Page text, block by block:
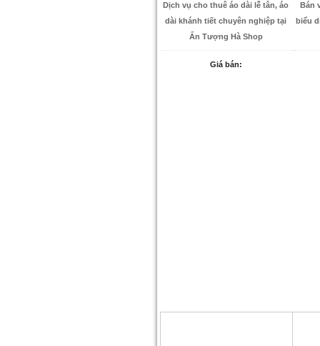
Dịch vụ cho thuê áo dài lễ tân, áo
dài khánh tiết chuyên nghiệp tại
Ấn Tượng Hà Shop
Giá bán:
Bán
biểu